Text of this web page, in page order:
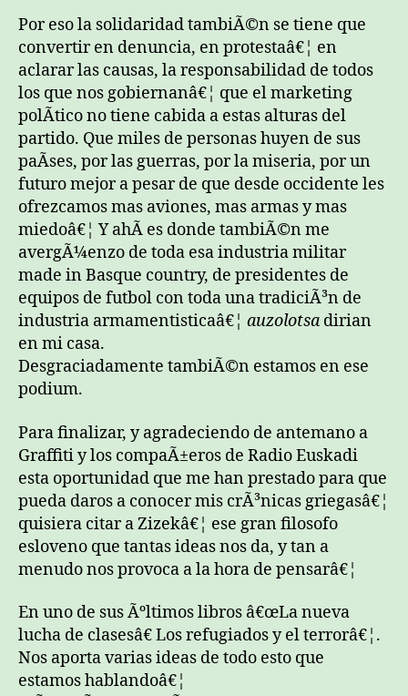
Por eso la solidaridad tambiÃ©n se tiene que
convertir en denuncia, en protestaâ€¦ en
aclarar las causas, la responsabilidad de todos
los que nos gobiernanâ€¦ que el marketing
polÃ­tico no tiene cabida a estas alturas del
partido. Que miles de personas huyen de sus
paÃ­ses, por las guerras, por la miseria, por un
futuro mejor a pesar de que desde occidente les
ofrezcamos mas aviones, mas armas y mas
miedoâ€¦ Y ahÃ­ es donde tambiÃ©n me
avergÃ¼enzo de toda esa industria militar
made in Basque country, de presidentes de
equipos de futbol con toda una tradiciÃ³n de
industria armamentisticaâ€¦ auzolotsa dirian
en mi casa.
Desgraciadamente tambiÃ©n estamos en ese
podium.
Para finalizar, y agradeciendo de antemano a
Graffiti y los compaÃ±eros de Radio Euskadi
esta oportunidad que me han prestado para que
pueda daros a conocer mis crÃ³nicas griegasâ€¦
quisiera citar a Zizekâ€¦ ese gran filosofo
esloveno que tantas ideas nos da, y tan a
menudo nos provoca a la hora de pensarâ€¦
En uno de sus Ãºltimos libros â€œLa nueva
lucha de clasesâ€ Los refugiados y el terrorâ€¦.
Nos aporta varias ideas de todo esto que
estamos hablandoâ€¦